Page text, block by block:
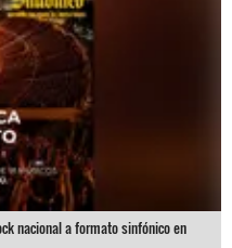
nacional a formato sinfónico en